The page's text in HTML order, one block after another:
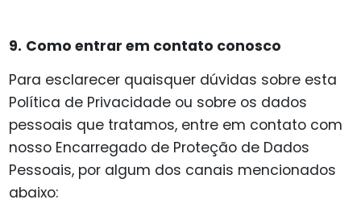
9. Como entrar em contato conosco
Para esclarecer quaisquer dúvidas sobre esta
Política de Privacidade ou sobre os dados
pessoais que tratamos, entre em contato com
nosso Encarregado de Proteção de Dados
Pessoais, por algum dos canais mencionados
abaixo: